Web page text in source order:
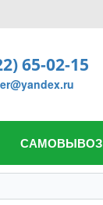
65-02-15
САМОВЫВОЗ